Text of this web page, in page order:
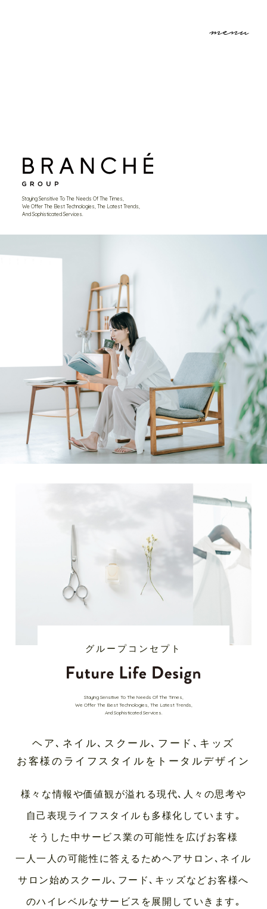
Staying Sensitive To The Needs Of The Times,
We Offer The Best Technologies, The Latest Trends,
And Sophisticated Services.
グループコンセプト
Staying Sensitive To The Needs Of The Times,
We Offer The Best Technologies, The Latest Trends,
And Sophisticated Services.
ヘア､ネイル､スクール､フード､キッズ
お客様のライフスタイルをトータルデザイン
様々な情報や価値観が溢れる現代､人々の思考や
自己表現ライフスタイルも多様化しています｡
そうした中サービス業の可能性を広げお客様
一人一人の可能性に答えるためヘアサロン､ネイル
サロン始めスクール､フード､キッズなどお客様へ
のハイレベルなサービスを展開していきます｡